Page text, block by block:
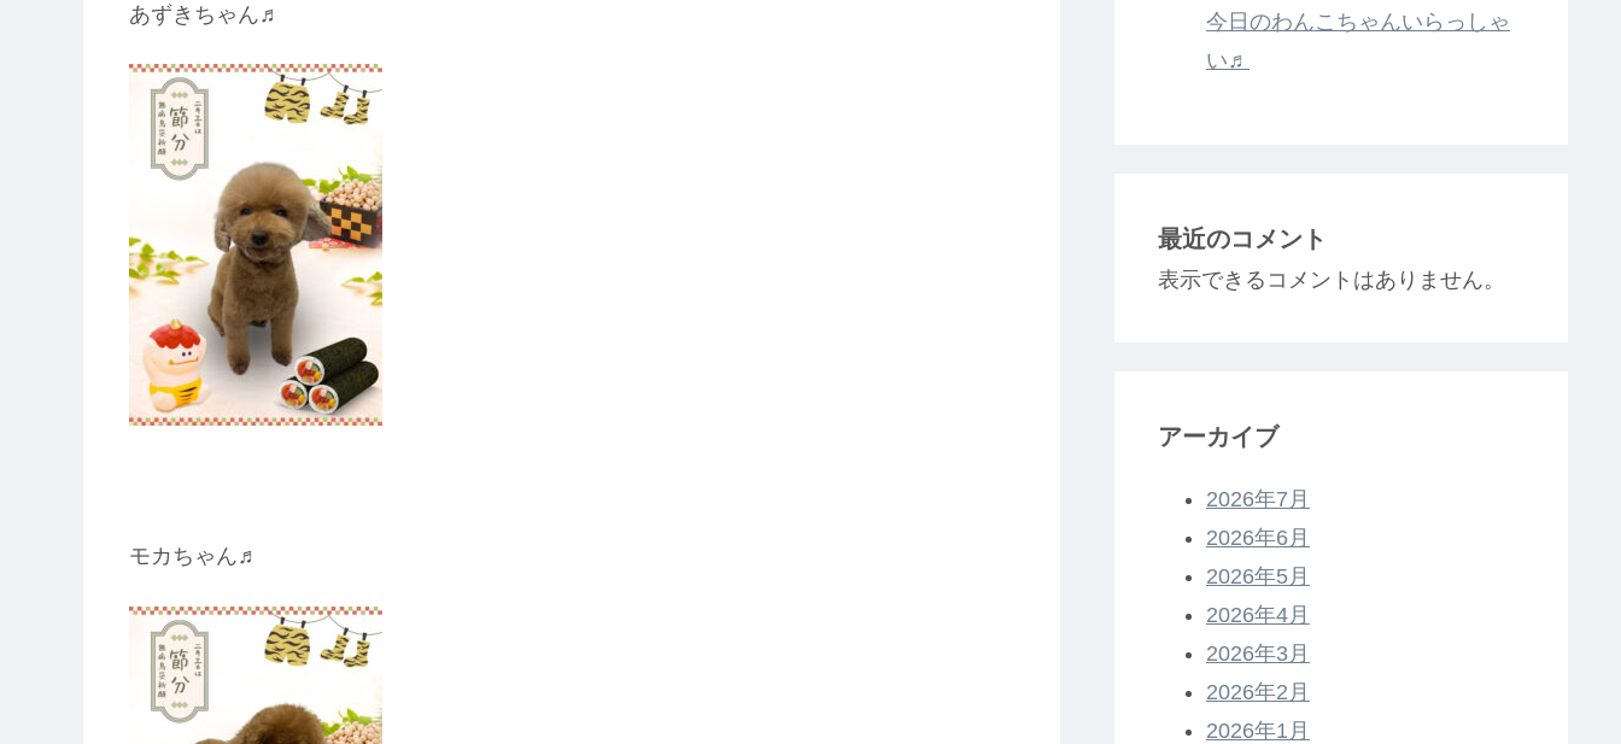
あずきちゃん♬
モカちゃん♬
今日のわんこちゃんいらっしゃ
い♬
最近のコメント
表示できるコメントはありません。
アーカイブ
2026年7月
2026年6月
2026年5月
2026年4月
2026年3月
2026年2月
2026年1月